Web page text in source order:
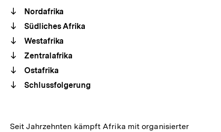
Nordafrika
Südliches Afrika
Westafrika
Zentralafrika
Ostafrika
Schlussfolgerung
Seit Jahrzehnten kämpft Afrika mit organisierter